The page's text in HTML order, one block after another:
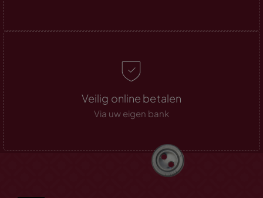
Veilig online betalen
Via uw eigen bank